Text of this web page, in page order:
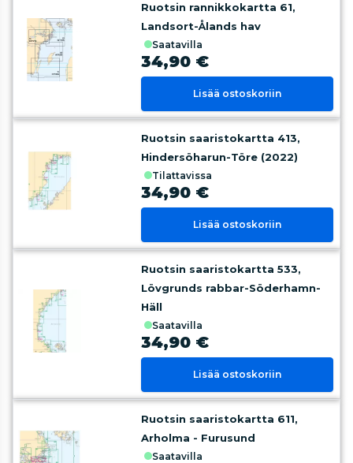
Ruotsin rannikkokartta 61,
Landsort-Ålands hav
saatavilla
34,90 €
Lisää ostoskoriin
Ruotsin saaristokartta 413,
Hindersöharun-Töre (2022)
tilattavissa
34,90 €
Lisää ostoskoriin
Ruotsin saaristokartta 533,
Lövgrunds rabbar-Söderhamn-
Häll
saatavilla
34,90 €
Lisää ostoskoriin
Ruotsin saaristokartta 611,
Arholma - Furusund
saatavilla